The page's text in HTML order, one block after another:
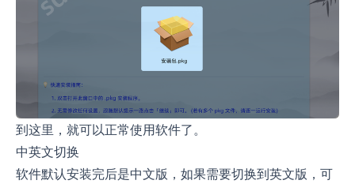
到这里，就可以正常使用软件了。
中英文切换
软件默认安装完后是中文版，如果需要切换到英文版，可